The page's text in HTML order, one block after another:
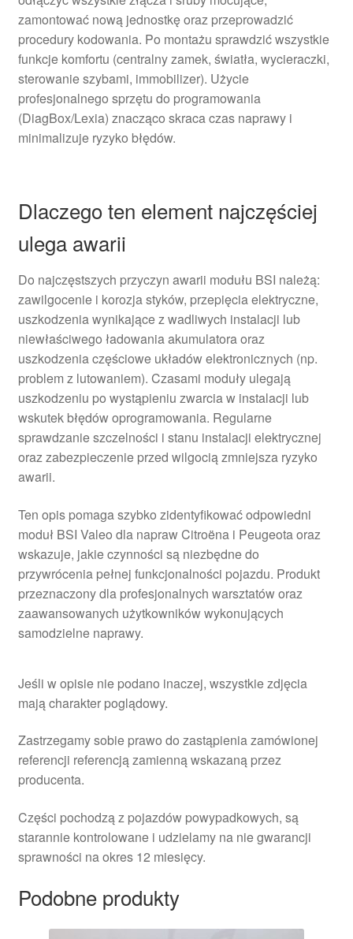
zamontować nową jednostkę oraz przeprowadzić
procedury kodowania. Po montażu sprawdzić wszystkie
funkcje komfortu (centralny zamek, światła, wycieraczki,
sterowanie szybami, immobilizer). Użycie
profesjonalnego sprzętu do programowania
(DiagBox/Lexia) znacząco skraca czas naprawy i
minimalizuje ryzyko błędów.
Dlaczego ten element najczęściej
ulega awarii
Do najczęstszych przyczyn awarii modułu BSI należą:
zawilgocenie i korozja styków, przepięcia elektryczne,
uszkodzenia wynikające z wadliwych instalacji lub
niewłaściwego ładowania akumulatora oraz
uszkodzenia częściowe układów elektronicznych (np.
problem z lutowaniem). Czasami moduły ulegają
uszkodzeniu po wystąpieniu zwarcia w instalacji lub
wskutek błędów oprogramowania. Regularne
sprawdzanie szczelności i stanu instalacji elektrycznej
oraz zabezpieczenie przed wilgocią zmniejsza ryzyko
awarii.
Ten opis pomaga szybko zidentyfikować odpowiedni
moduł BSI Valeo dla napraw Citroëna i Peugeota oraz
wskazuje, jakie czynności są niezbędne do
przywrócenia pełnej funkcjonalności pojazdu. Produkt
przeznaczony dla profesjonalnych warsztatów oraz
zaawansowanych użytkowników wykonujących
samodzielne naprawy.
Jeśli w opisie nie podano inaczej, wszystkie zdjęcia
mają charakter poglądowy.
Zastrzegamy sobie prawo do zastąpienia zamówionej
referencji referencją zamienną wskazaną przez
producenta.
Części pochodzą z pojazdów powypadkowych, są
starannie kontrolowane i udzielamy na nie gwarancji
sprawności na okres 12 miesięcy.
Podobne produkty